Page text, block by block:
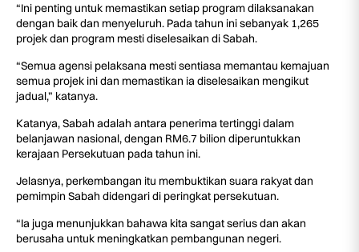
“Ini penting untuk memastikan setiap program dilaksanakan
dengan baik dan menyeluruh. Pada tahun ini sebanyak 1,265
projek dan program mesti diselesaikan di Sabah.
“Semua agensi pelaksana mesti sentiasa memantau kemajuan
semua projek ini dan memastikan ia diselesaikan mengikut
jadual,” katanya.
Katanya, Sabah adalah antara penerima tertinggi dalam
belanjawan nasional, dengan RM6.7 bilion diperuntukkan
kerajaan Persekutuan pada tahun ini.
Jelasnya, perkembangan itu membuktikan suara rakyat dan
pemimpin Sabah didengari di peringkat persekutuan.
“Ia juga menunjukkan bahawa kita sangat serius dan akan
berusaha untuk meningkatkan pembangunan negeri.